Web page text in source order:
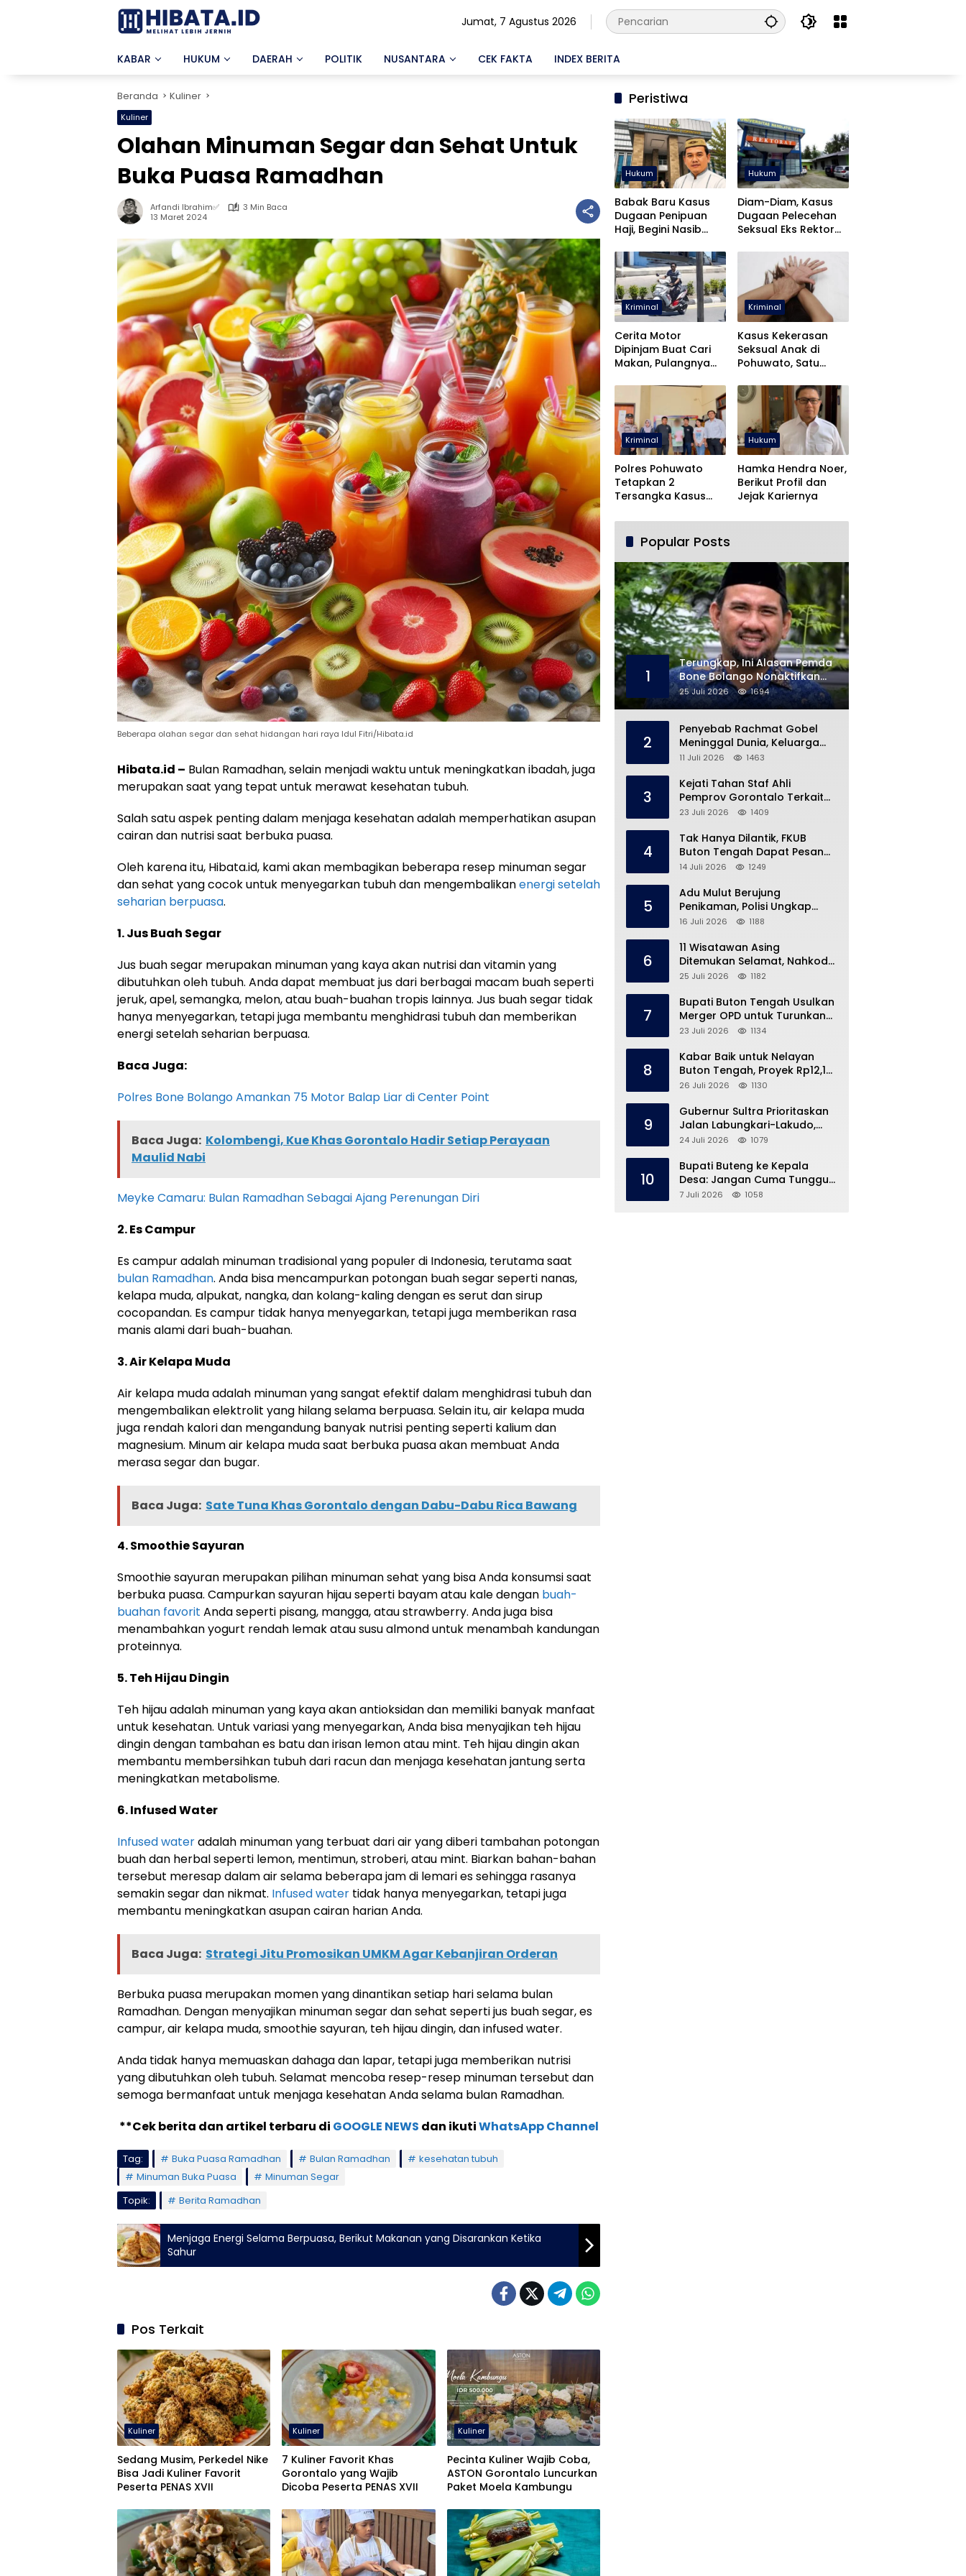
Jumat, 7 Agustus 2026
KABAR HUKUM DAERAH POLITIK NUSANTARA CEK FAKTA INDEX BERITA
Beranda Kuliner
Kuliner
Olahan Minuman Segar dan Sehat Untuk
Buka Puasa Ramadhan
Arfandi Ibrahim✅
3 Min Baca
13 Maret 2024
Beberapa olahan segar dan sehat hidangan hari raya Idul Fitri/Hibata.id
Hibata.id – Bulan Ramadhan, selain menjadi waktu untuk meningkatkan ibadah, juga
merupakan saat yang tepat untuk merawat kesehatan tubuh.
Salah satu aspek penting dalam menjaga kesehatan adalah memperhatikan asupan
cairan dan nutrisi saat berbuka puasa.
Oleh karena itu, Hibata.id, kami akan membagikan beberapa resep minuman segar
dan sehat yang cocok untuk menyegarkan tubuh dan mengembalikanenergi setelah
seharian berpuasa.
1. Jus Buah Segar
Jus buah segar merupakan minuman yang kaya akan nutrisi dan vitamin yang
dibutuhkan oleh tubuh. Anda dapat membuat jus dari berbagai macam buah seperti
jeruk, apel, semangka, melon, atau buah-buahan tropis lainnya. Jus buah segar tidak
hanya menyegarkan, tetapi juga membantu menghidrasi tubuh dan memberikan
energi setelah seharian berpuasa.
Baca Juga:
Polres Bone Bolango Amankan 75 Motor Balap Liar di Center Point
Baca Juga: Kolombengi, Kue Khas Gorontalo Hadir Setiap Perayaan
Maulid Nabi
Meyke Camaru: Bulan Ramadhan Sebagai Ajang Perenungan Diri
2. Es Campur
Es campur adalah minuman tradisional yang populer di Indonesia, terutama saat
bulan Ramadhan. Anda bisa mencampurkan potongan buah segar seperti nanas,
kelapa muda, alpukat, nangka, dan kolang-kaling dengan es serut dan sirup
cocopandan. Es campur tidak hanya menyegarkan, tetapi juga memberikan rasa
manis alami dari buah-buahan.
3. Air Kelapa Muda
Air kelapa muda adalah minuman yang sangat efektif dalam menghidrasi tubuh dan
mengembalikan elektrolit yang hilang selama berpuasa. Selain itu, air kelapa muda
juga rendah kalori dan mengandung banyak nutrisi penting seperti kalium dan
magnesium. Minum air kelapa muda saat berbuka puasa akan membuat Anda
merasa segar dan bugar.
Baca Juga: Sate Tuna Khas Gorontalo dengan Dabu-Dabu Rica Bawang
4. Smoothie Sayuran
Smoothie sayuran merupakan pilihan minuman sehat yang bisa Anda konsumsi saat
berbuka puasa. Campurkan sayuran hijau seperti bayam atau kale dengan buah-
buahan favorit Anda seperti pisang, mangga, atau strawberry. Anda juga bisa
menambahkan yogurt rendah lemak atau susu almond untuk menambah kandungan
proteinnya.
5. Teh Hijau Dingin
Teh hijau adalah minuman yang kaya akan antioksidan dan memiliki banyak manfaat
untuk kesehatan. Untuk variasi yang menyegarkan, Anda bisa menyajikan teh hijau
dingin dengan tambahan es batu dan irisan lemon atau mint. Teh hijau dingin akan
membantu membersihkan tubuh dari racun dan menjaga kesehatan jantung serta
meningkatkan metabolisme.
6. Infused Water
Infused wateradalah minuman yang terbuat dari air yang diberi tambahan potongan
buah dan herbal seperti lemon, mentimun, stroberi, atau mint. Biarkan bahan-bahan
tersebut meresap dalam air selama beberapa jam di lemari es sehingga rasanya
semakin segar dan nikmat. Infused water tidak hanya menyegarkan, tetapi juga
membantu meningkatkan asupan cairan harian Anda.
Baca Juga: Strategi Jitu Promosikan UMKM Agar Kebanjiran Orderan
Berbuka puasa merupakan momen yang dinantikan setiap hari selama bulan
Ramadhan. Dengan menyajikan minuman segar dan sehat seperti jus buah segar, es
campur, air kelapa muda, smoothie sayuran, teh hijau dingin, dan infused water.
Anda tidak hanya memuaskan dahaga dan lapar, tetapi juga memberikan nutrisi
yang dibutuhkan oleh tubuh. Selamat mencoba resep-resep minuman tersebut dan
semoga bermanfaat untuk menjaga kesehatan Anda selama bulan Ramadhan.
**Cek berita dan artikel terbaru di GOOGLE NEWS dan ikutiWhatsApp Channel
Tag: Buka Puasa Ramadhan Bulan Ramadhan
kesehatan tubuh
Minuman Buka Puasa
Minuman Segar
Topik:
Berita Ramadhan
Menjaga Energi Selama Berpuasa, Berikut Makanan yang Disarankan Ketika
Sahur
Pos Terkait
Kuliner
Sedang Musim, Perkedel Nike
Bisa Jadi Kuliner Favorit
Peserta PENAS XVII
Kuliner
7 Kuliner Favorit Khas
Gorontalo yang Wajib
Dicoba Peserta PENAS XVII
Kuliner
Pecinta Kuliner Wajib Coba,
ASTON Gorontalo Luncurkan
Paket Moela Kambungu
Peristiwa
Hukum
Babak Baru Kasus
Dugaan Penipuan
Haji, Begini Nasib
Hukum
Diam-Diam, Kasus
Dugaan Pelecehan
Seksual Eks Rektor
Kriminal
Cerita Motor
Dipinjam Buat Cari
Makan, Pulangnya
Pohuwato
Kriminal
Kasus Kekerasan
Seksual Anak di
Pohuwato, Satu
Kriminal
Polres Pohuwato
Tetapkan 2
Tersangka Kasus
dan Pencabulan
Hukum
Hamka Hendra Noer,
Berikut Profil dan
Jejak Kariernya
Popular Posts
1
Terungkap, Ini Alasan Pemda
Bone Bolango Nonaktifkan
Kades Toto Utara
25 Juli 2026 1694
2
Penyebab Rachmat Gobel
Meninggal Dunia, Keluarga
Ungkap Kondisi Terakhir
11 Juli 2026 1463
3
Kejati Tahan Staf Ahli
Pemprov Gorontalo Terkait
Dugaan Korupsi Rp5 Miliar
23 Juli 2026 1409
4
Tak Hanya Dilantik, FKUB
Buton Tengah Dapat Pesan
Khusus dari Bupati Azhari
14 Juli 2026 1249
5
Adu Mulut Berujung
Penikaman, Polisi Ungkap
Kronologi di Pasar Marisa
16 Juli 2026 1188
6
11 Wisatawan Asing
Ditemukan Selamat, Nahkoda
Speedboat Masih Hilang
25 Juli 2026 1182
7
Bupati Buton Tengah Usulkan
Merger OPD untuk Turunkan
Belanja Pegawai APBD
23 Juli 2026 1134
8
Kabar Baik untuk Nelayan
Buton Tengah, Proyek Rp12,1
Miliar Akhirnya Dimulai
26 Juli 2026 1130
9
Gubernur Sultra Prioritaskan
Jalan Labungkari-Lakudo,
Buteng Kebagian 1,7 Km
24 Juli 2026 1079
10
Bupati Buteng ke Kepala
Desa: Jangan Cuma Tunggu
Dana Desa, ‘Jemput Bola’
7 Juli 2026 1058